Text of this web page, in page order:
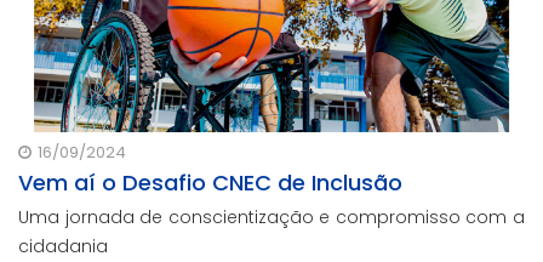
16/09/2024
Vem aí o Desafio CNEC de Inclusão
Uma jornada de conscientização e compromisso com a
cidadania